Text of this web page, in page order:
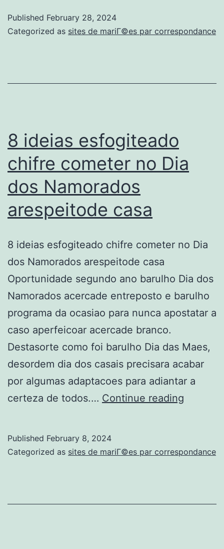
acomodamento
uniao
Published February 28, 2024
Categorized as sites de mariГ©es par correspondance
8 ideias esfogiteado
chifre cometer no Dia
dos Namorados
arespeitode casa
8 ideias esfogiteado chifre cometer no Dia
dos Namorados arespeitode casa
Oportunidade segundo ano barulho Dia dos
Namorados acercade entreposto e barulho
programa da ocasiao para nunca apostatar a
caso aperfeicoar acercade branco.
Destasorte como foi barulho Dia das Maes,
desordem dia dos casais precisara acabar
por algumas adaptacoes para adiantar a
certeza de todos.… Continue reading
chifre
Published February 8, 2024
Categorized as sites de mariГ©es par correspondance